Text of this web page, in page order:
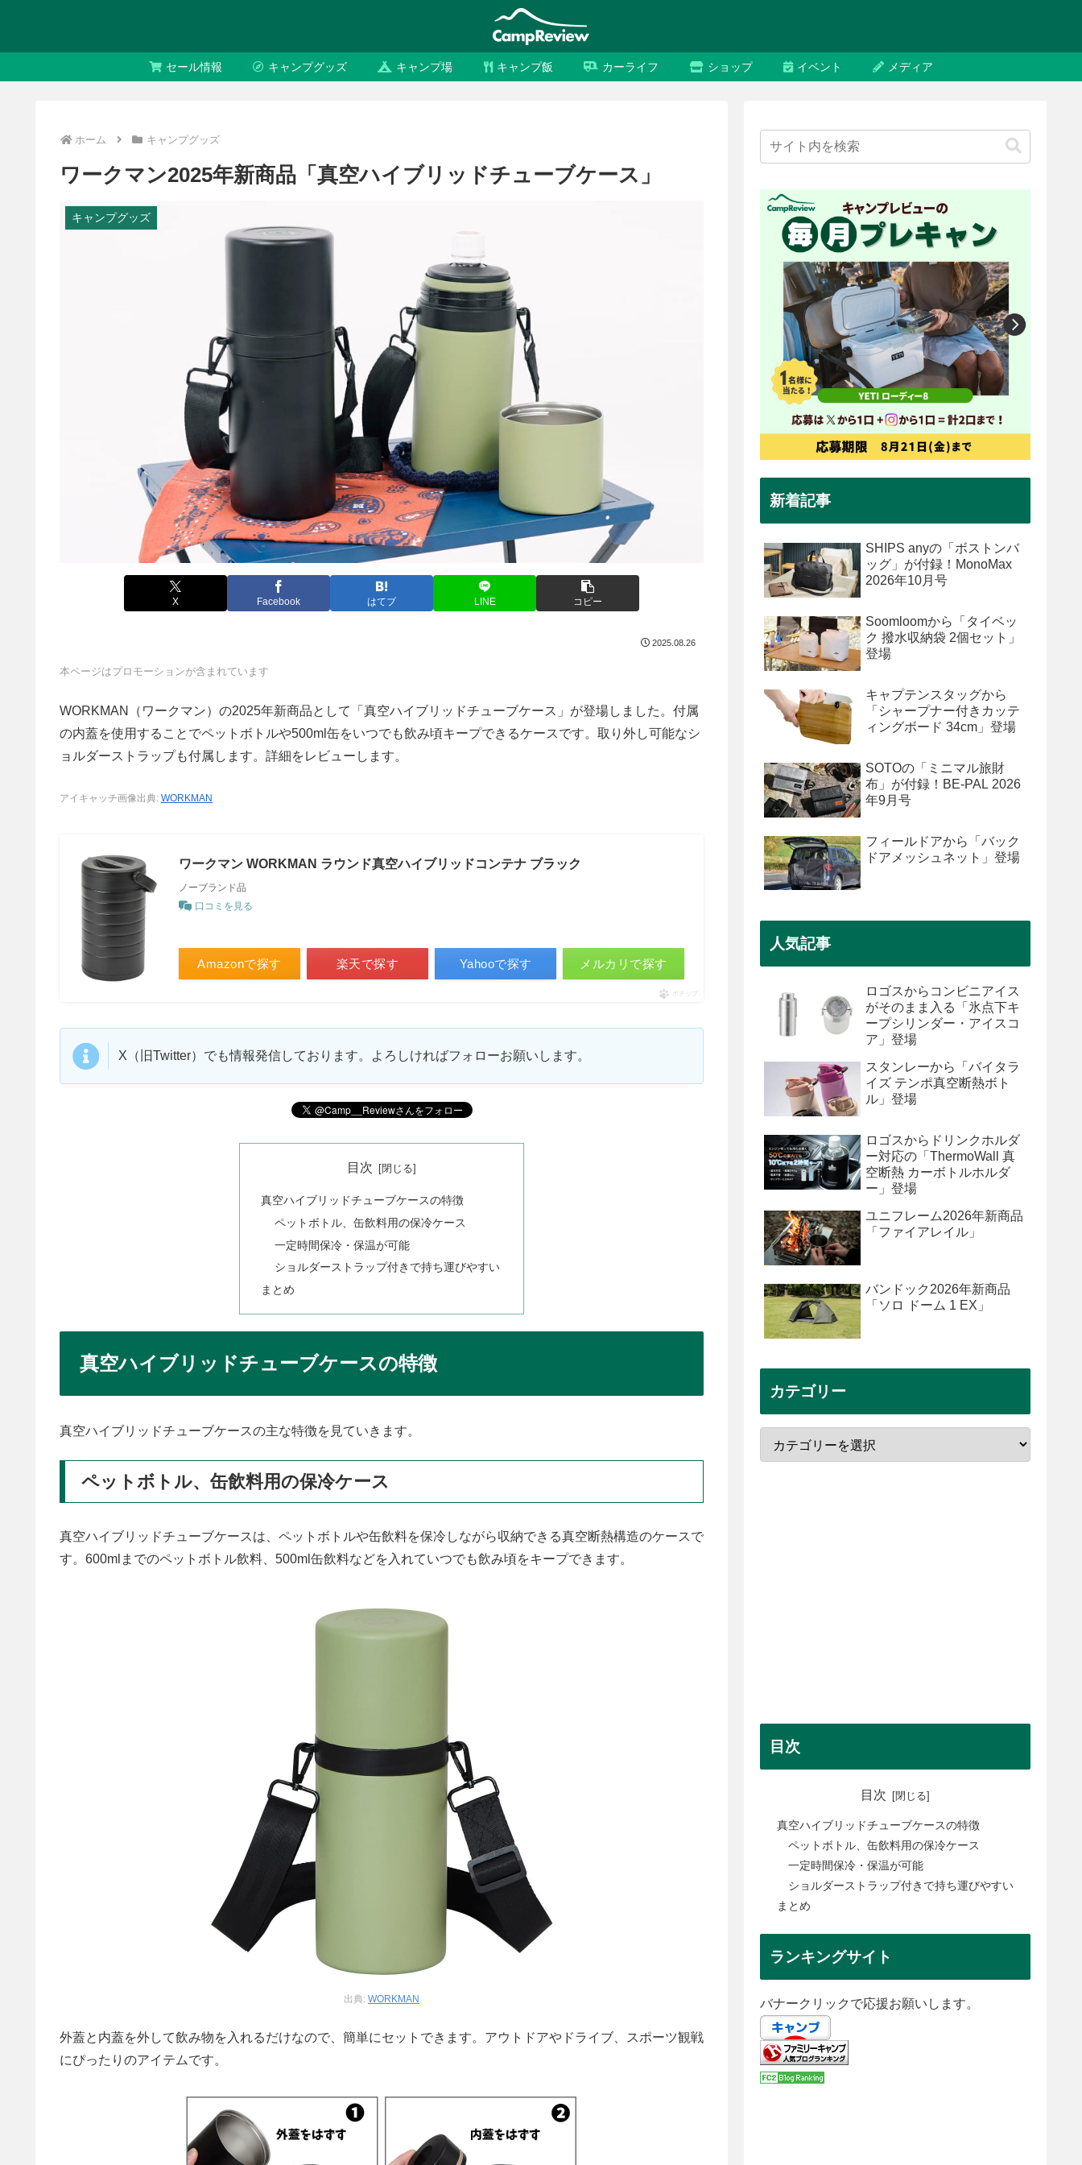
セール情報 キャンプグッズ キャンプ場 キャンプ飯 カーライフ ショップ イベント メディア
ホーム キャンプグッズ
ワークマン2025年新商品「真空ハイブリッドチューブケース」
キャンプグッズ
X Facebook はてブ LINE コピー
2025.08.26
本ページはプロモーションが含まれています
WORKMAN（ワークマン）の2025年新商品として「真空ハイブリッドチューブケース」が登場しました。付属
の内蓋を使用することでペットボトルや500ml缶をいつでも飲み頃キープできるケースです。取り外し可能なシ
ョルダーストラップも付属します。詳細をレビューします。
アイキャッチ画像出典: WORKMAN
ワークマン WORKMAN ラウンド真空ハイブリッドコンテナ ブラック
ノーブランド品
口コミを見る
Amazonで探す 楽天で探す Yahooで探す メルカリで探す
ポチップ
X（旧Twitter）でも情報発信しております。よろしければフォローお願いします。
目次
真空ハイブリッドチューブケースの特徴
ペットボトル、缶飲料用の保冷ケース
一定時間保冷・保温が可能
ショルダーストラップ付きで持ち運びやすい
まとめ
真空ハイブリッドチューブケースの特徴
真空ハイブリッドチューブケースの主な特徴を見ていきます。
ペットボトル、缶飲料用の保冷ケース
真空ハイブリッドチューブケースは、ペットボトルや缶飲料を保冷しながら収納できる真空断熱構造のケースで
す。600mlまでのペットボトル飲料、500ml缶飲料などを入れていつでも飲み頃をキープできます。
出典: WORKMAN
外蓋と内蓋を外して飲み物を入れるだけなので、簡単にセットできます。アウトドアやドライブ、スポーツ観戦
にぴったりのアイテムです。
新着記事
SHIPS anyの「ボストンバ
ッグ」が付録！MonoMax
2026年10月号
Soomloomから「タイベッ
ク 撥水収納袋 2個セット」
登場
キャプテンスタッグから
「シャープナー付きカッテ
ィングボード 34cm」登場
SOTOの「ミニマル旅財
布」が付録！BE-PAL 2026
年9月号
フィールドアから「バック
ドアメッシュネット」登場
人気記事
ロゴスからコンビニアイス
がそのまま入る「氷点下キ
ープシリンダー・アイスコ
ア」登場
スタンレーから「バイタラ
イズ テンポ真空断熱ボト
ル」登場
ロゴスからドリンクホルダ
ー対応の「ThermoWall 真
空断熱 カーボトルホルダ
ー」登場
ユニフレーム2026年新商品
「ファイアレイル」
バンドック2026年新商品
「ソロ ドーム 1 EX」
カテゴリー
目次
目次
真空ハイブリッドチューブケースの特徴
ペットボトル、缶飲料用の保冷ケース
一定時間保冷・保温が可能
ショルダーストラップ付きで持ち運びやすい
まとめ
ランキングサイト
バナークリックで応援お願いします。